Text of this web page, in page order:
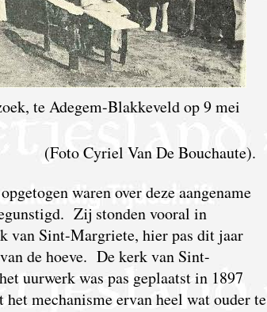
te Adegem-Blakkeveld op 9 mei
(Foto Cyriel Van De Bouchaute).
waren over deze aangename
Zij stonden vooral in
van Sint-Margriete, hier pas dit jaar
de hoeve. De kerk van Sint-
uurwerk was pas geplaatst in 1897
mechanisme ervan heel wat ouder te